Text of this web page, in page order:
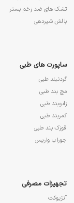
تشک های ضد زخم بستر
بالش شیردهی
ساپورت های طبی
گردنبند طبی
مچ بند طبی
زانوبند طبی
کمربند طبی
قوزک بند طبی
جوراب واریس
تجهیزات مصرفی
آنژیوکت